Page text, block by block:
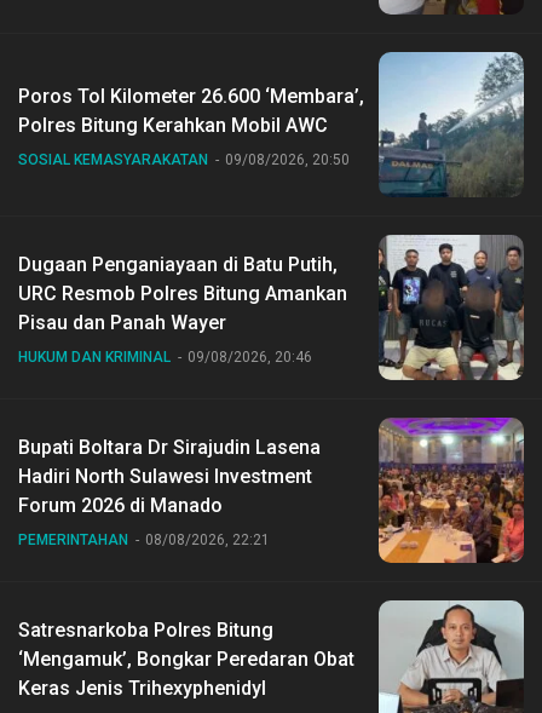
Poros Tol Kilometer 26.600 ‘Membara’,
Polres Bitung Kerahkan Mobil AWC
SOSIAL KEMASYARAKATAN 09/08/2026, 20:50
Dugaan Penganiayaan di Batu Putih,
URC Resmob Polres Bitung Amankan
Pisau dan Panah Wayer
HUKUM DAN KRIMINAL 09/08/2026, 20:46
Bupati Boltara Dr Sirajudin Lasena
Hadiri North Sulawesi Investment
Forum 2026 di Manado
PEMERINTAHAN 08/08/2026, 22:21
Satresnarkoba Polres Bitung
‘Mengamuk’, Bongkar Peredaran Obat
Keras Jenis Trihexyphenidyl